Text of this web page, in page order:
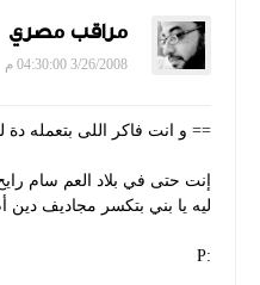
مراقب مصري
3/26/2008 04:30:00 م
== و انت فاكر اللى بتعمله دة
إنت حتى في بلاد العم سام
ليه يا بني بتكسر مجاديف دين
:P